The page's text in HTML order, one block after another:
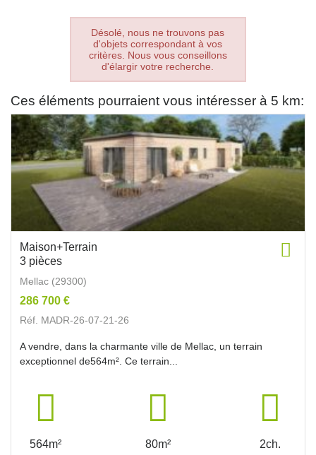
Désolé, nous ne trouvons pas
d'objets correspondant à vos
critères. Nous vous conseillons
d'élargir votre recherche.
Ces éléments pourraient vous intéresser à 5 km:
Maison+Terrain
3 pièces
Mellac (29300)
286 700 €
Réf. MADR-26-07-21-26
A vendre, dans la charmante ville de Mellac, un terrain
exceptionnel de564m². Ce terrain...
564m² 80m² 2ch.